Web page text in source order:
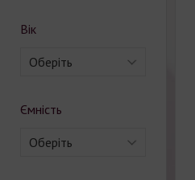
Вік
Оберіть
Ємність
Оберіть